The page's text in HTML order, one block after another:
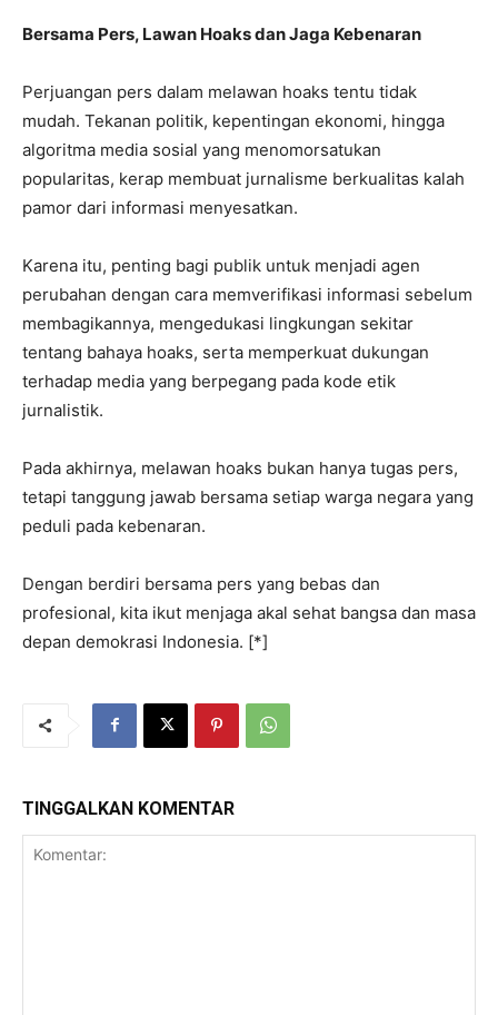
Bersama Pers, Lawan Hoaks dan Jaga Kebenaran
Perjuangan pers dalam melawan hoaks tentu tidak
mudah. Tekanan politik, kepentingan ekonomi, hingga
algoritma media sosial yang menomorsatukan
popularitas, kerap membuat jurnalisme berkualitas kalah
pamor dari informasi menyesatkan.
Karena itu, penting bagi publik untuk menjadi agen
perubahan dengan cara memverifikasi informasi sebelum
membagikannya, mengedukasi lingkungan sekitar
tentang bahaya hoaks, serta memperkuat dukungan
terhadap media yang berpegang pada kode etik
jurnalistik.
Pada akhirnya, melawan hoaks bukan hanya tugas pers,
tetapi tanggung jawab bersama setiap warga negara yang
peduli pada kebenaran.
Dengan berdiri bersama pers yang bebas dan
profesional, kita ikut menjaga akal sehat bangsa dan masa
depan demokrasi Indonesia. [*]
TINGGALKAN KOMENTAR